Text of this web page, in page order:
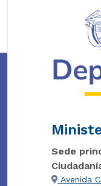
Sede
Avenida